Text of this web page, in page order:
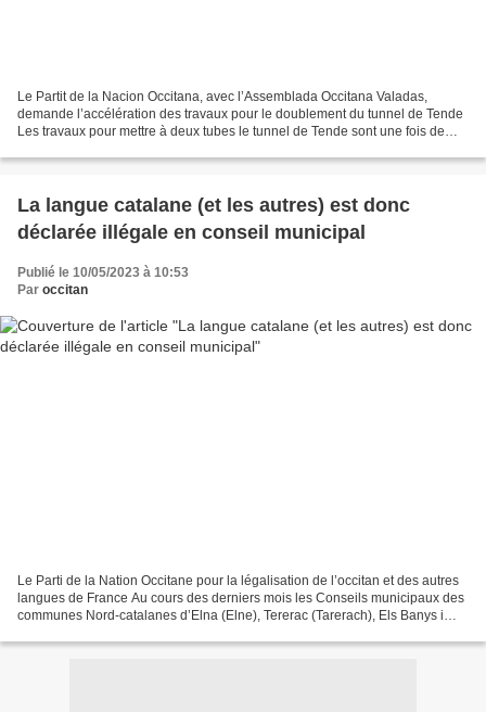
Le Partit de la Nacion Occitana, avec l’Assemblada Occitana Valadas,
demande l’accélération des travaux pour le doublement du tunnel de Tende
Les travaux pour mettre à deux tubes le tunnel de Tende sont une fois de
La langue catalane (et les autres) est donc
déclarée illégale en conseil municipal
Publié le 10/05/2023 à 10:53
Par occitan
Le Parti de la Nation Occitane pour la légalisation de l’occitan et des autres
langues de France Au cours des derniers mois les Conseils municipaux des
communes Nord-catalanes d’Elna (Elne), Tererac (Tarerach), Els Banys i